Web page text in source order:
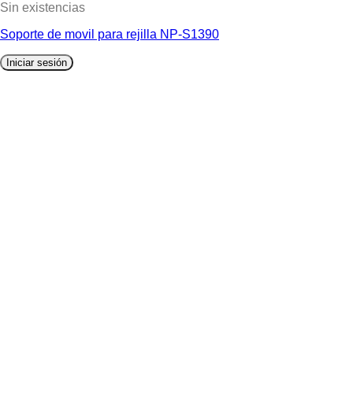
Sin existencias
Soporte de movil para rejilla NP-S1390
Iniciar sesión